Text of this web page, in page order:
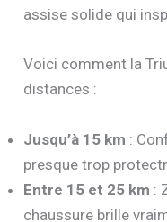
assise solide qui
Voici comment la
distances :
Jusqu’à 15 km :
presque trop
Entre 15 et 25 km :
chaussure brille